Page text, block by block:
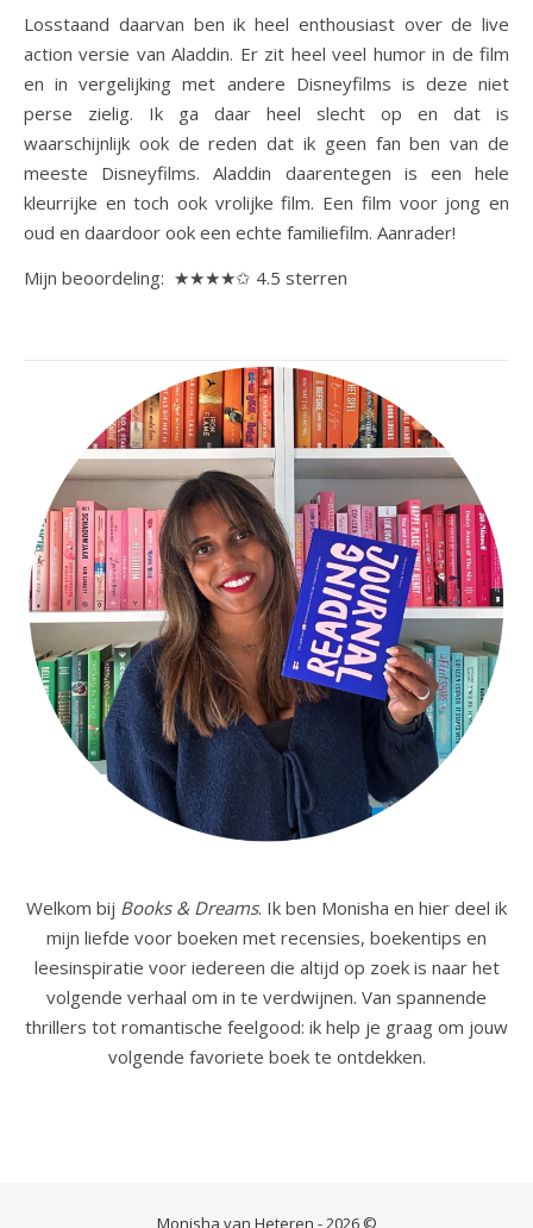
Losstaand daarvan ben ik heel enthousiast over de live
action versie van Aladdin. Er zit heel veel humor in de film
en in vergelijking met andere Disneyfilms is deze niet
perse zielig. Ik ga daar heel slecht op en dat is
waarschijnlijk ook de reden dat ik geen fan ben van de
meeste Disneyfilms. Aladdin daarentegen is een hele
kleurrijke en toch ook vrolijke film. Een film voor jong en
oud en daardoor ook een echte familiefilm. Aanrader!
Mijn beoordeling: ★★★★✩ 4.5 sterren
Welkom bij Books & Dreams. Ik ben Monisha en hier deel ik
mijn liefde voor boeken met recensies, boekentips en
leesinspiratie voor iedereen die altijd op zoek is naar het
volgende verhaal om in te verdwijnen. Van spannende
thrillers tot romantische feelgood: ik help je graag om jouw
volgende favoriete boek te ontdekken.
Monisha van Heteren - 2026 ©